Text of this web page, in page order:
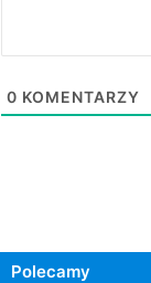
0 KOMENTARZY
Polecamy